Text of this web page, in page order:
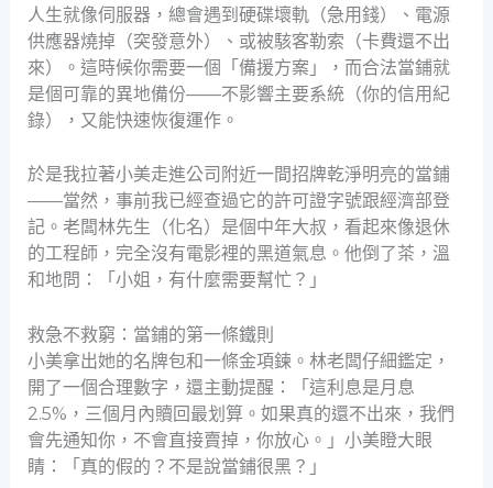
人生就像伺服器，總會遇到硬碟壞軌（急用錢）、電源
供應器燒掉（突發意外）、或被駭客勒索（卡費還不出
來）。這時候你需要一個「備援方案」，而合法當鋪就
是個可靠的異地備份——不影響主要系統（你的信用紀
錄），又能快速恢復運作。
於是我拉著小美走進公司附近一間招牌乾淨明亮的當鋪
——當然，事前我已經查過它的許可證字號跟經濟部登
記。老闆林先生（化名）是個中年大叔，看起來像退休
的工程師，完全沒有電影裡的黑道氣息。他倒了茶，溫
和地問：「小姐，有什麼需要幫忙？」
救急不救窮：當鋪的第一條鐵則
小美拿出她的名牌包和一條金項鍊。林老闆仔細鑑定，
開了一個合理數字，還主動提醒：「這利息是月息
2.5%，三個月內贖回最划算。如果真的還不出來，我們
會先通知你，不會直接賣掉，你放心。」小美瞪大眼
睛：「真的假的？不是說當鋪很黑？」